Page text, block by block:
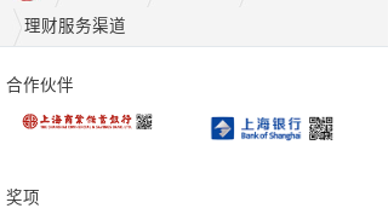
理财服务渠道
合作伙伴
奖项